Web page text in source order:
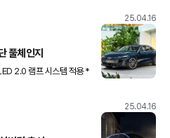
25.04.16
풀체인지
2.0 램프 시스템 적용 *
이브리드 탑재 ㄴ
25.04.16